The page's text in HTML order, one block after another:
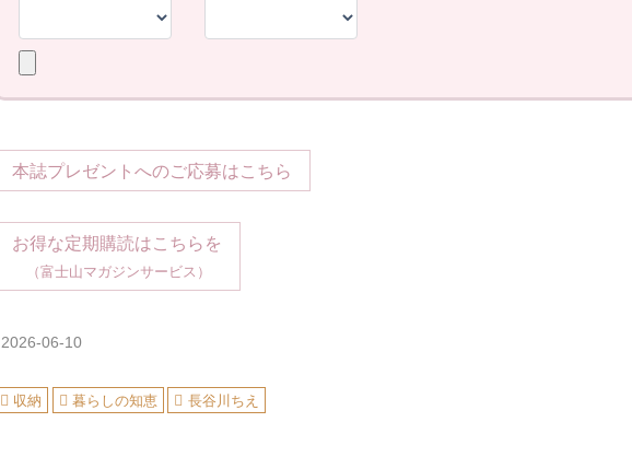
本誌プレゼントへのご応募はこちら
お得な定期購読はこちらを
（富士山マガジンサービス）
2026-06-10
収納 暮らしの知恵 長谷川ちえ